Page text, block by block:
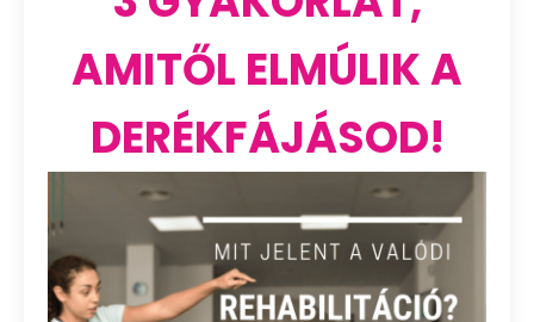
AMITŐL ELMÚLIK A
DERÉKFÁJÁSOD!